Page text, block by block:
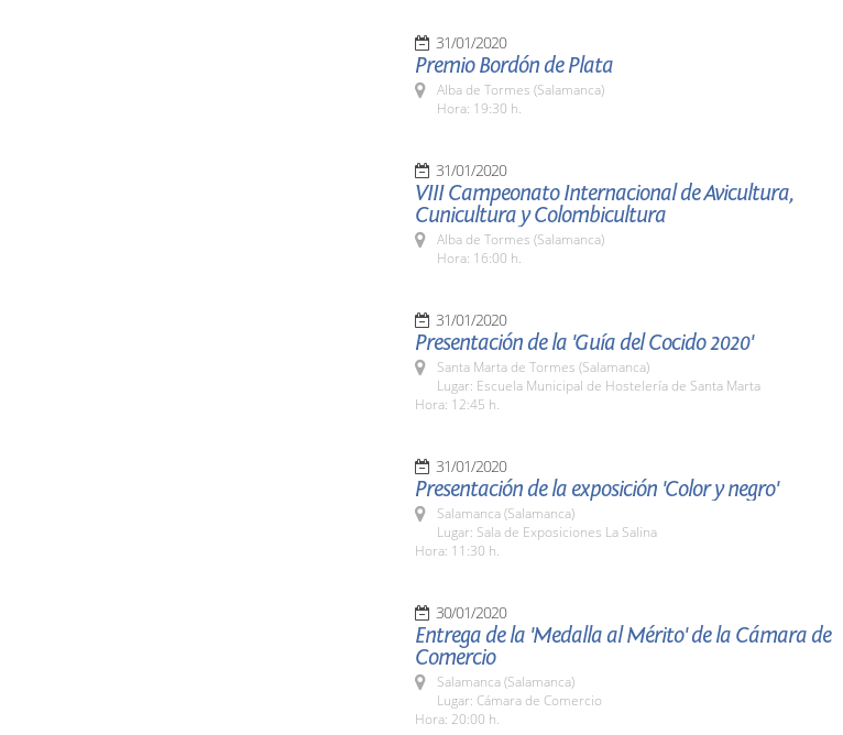
31/01/2020
Premio Bordón de Plata
Alba de Tormes (Salamanca)
Hora: 19:30 h.
31/01/2020
VIII Campeonato Internacional de Avicultura,
Cunicultura y Colombicultura
Alba de Tormes (Salamanca)
Hora: 16:00 h.
31/01/2020
Presentación de la 'Guía del Cocido 2020'
Santa Marta de Tormes (Salamanca)
Lugar: Escuela Municipal de Hostelería de Santa Marta
Hora: 12:45 h.
31/01/2020
Presentación de la exposición 'Color y negro'
Salamanca (Salamanca)
Lugar: Sala de Exposiciones La Salina
Hora: 11:30 h.
30/01/2020
Entrega de la 'Medalla al Mérito' de la Cámara de
Comercio
Salamanca (Salamanca)
Lugar: Cámara de Comercio
Hora: 20:00 h.